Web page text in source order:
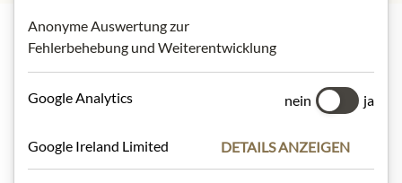
Meinls Kollektion
Anonyme Auswertung zur
Fehlerbehebung und Weiterentwicklung
Google Analytics nein ja
Google Ireland Limited DETAILS ANZEIGEN